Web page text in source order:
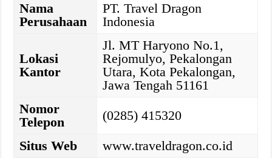
Nama
Perusahaan
PT. Travel Dragon
Indonesia
Lokasi
Kantor
Jl. MT Haryono No.1,
Rejomulyo, Pekalongan
Utara, Kota Pekalongan,
Jawa Tengah 51161
Nomor
Telepon
(0285) 415320
Situs Web
www.traveldragon.co.id